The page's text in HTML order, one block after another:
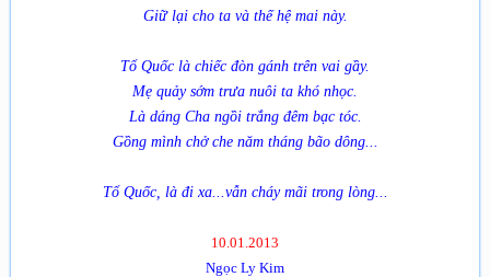
Giữ lại cho ta và thế hệ mai này.
Tổ Quốc là chiếc đòn gánh trên vai gầy.
Mẹ quảy sớm trưa nuôi ta khó nhọc.
Là dáng Cha ngồi trắng đêm bạc tóc.
Gồng mình chở che năm tháng bão dông...
Tổ Quốc, là đi xa...vẫn cháy mãi trong lòng...
10.01.2013
Ngọc Ly Kim